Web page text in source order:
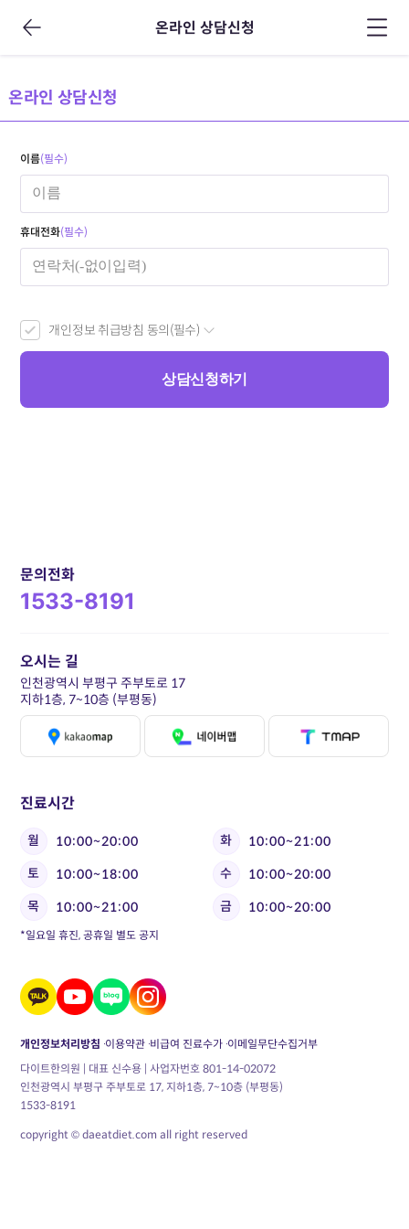
온라인 상담신청
온라인 상담신청
이름(필수)
휴대전화(필수)
개인정보 취급방침 동의(필수)
상담신청하기
문의전화
1533-8191
진료시간
월 10:00~20:00 화
10:00~21:00
토
10:00~18:00 수
10:00~20:00
목
10:00~21:00 금 10:00~20:00
*일요일 휴진, 공휴일 별도 공지
오시는 길
인천광역시 부평구 주부토로 17
지하1층, 7~10층 (부평동)
개인정보처리방침 이용약관 비급여 진료수가 이메일무단수집거부
다이트한의원 | 대표 신수용 | 사업자번호 801-14-02072
인천광역시 부평구 주부토로 17, 지하1층, 7~10층 (부평동)
1533-8191
copyright © daeatdiet.com all right reserved